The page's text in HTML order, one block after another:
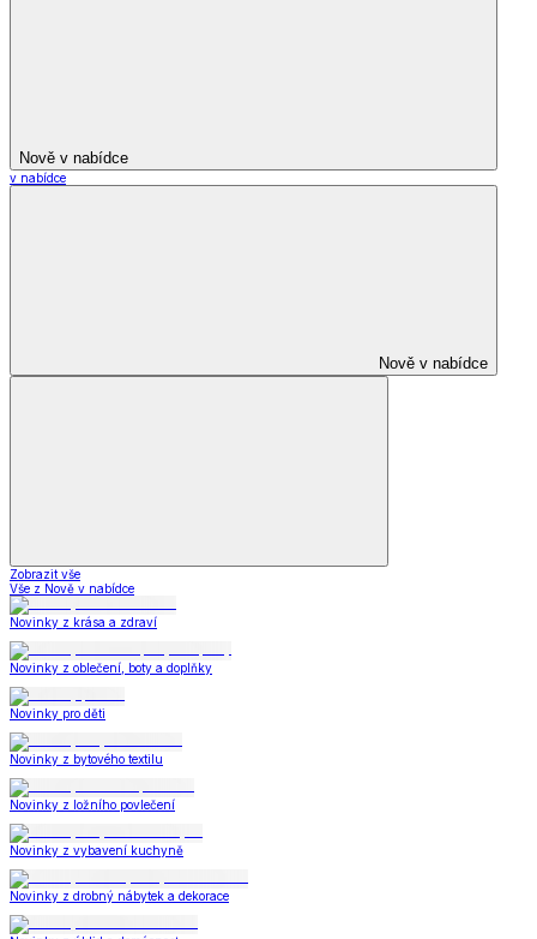
Nově v nabídce
v nabídce
Nově v nabídce
Zobrazit vše
Vše z Nově v nabídce
Novinky z krása a zdraví
Novinky z oblečení, boty a doplňky
Novinky pro děti
Novinky z bytového textilu
Novinky z ložního povlečení
Novinky z vybavení kuchyně
Novinky z drobný nábytek a dekorace